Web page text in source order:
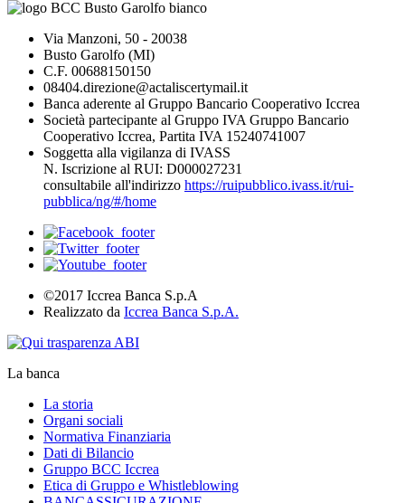
Via Manzoni, 50 - 20038
Busto Garolfo (MI)
C.F. 00688150150
08404.direzione@actaliscertymail.it
Banca aderente al Gruppo Bancario Cooperativo Iccrea
Società partecipante al Gruppo IVA Gruppo Bancario
Cooperativo Iccrea, Partita IVA 15240741007
Soggetta alla vigilanza di IVASS
N. Iscrizione al RUI: D000027231
consultabile all'indirizzo https://ruipubblico.ivass.it/rui-
pubblica/ng/#/home
©2017 Iccrea Banca S.p.A
Realizzato da Iccrea Banca S.p.A.
La banca
La storia
Organi sociali
Normativa Finanziaria
Dati di Bilancio
Gruppo BCC Iccrea
Etica di Gruppo e Whistleblowing